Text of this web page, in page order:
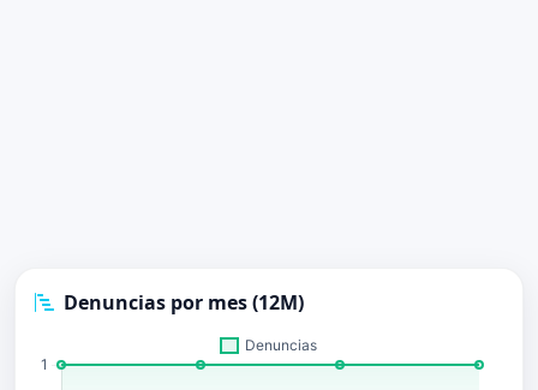
Denuncias por mes (12M)